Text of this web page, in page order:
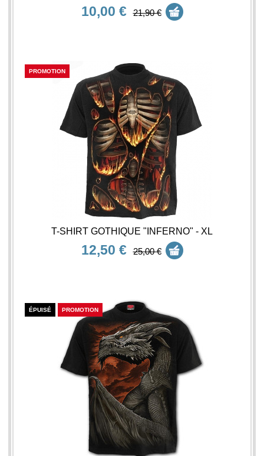
10,00 € 21,90 €
PROMOTION
T-SHIRT GOTHIQUE "INFERNO" - XL
12,50 € 25,00 €
ÉPUISÉ PROMOTION